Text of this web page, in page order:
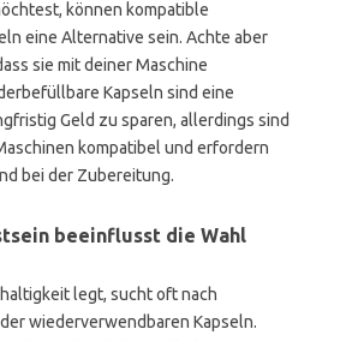
können kompatible
eine Alternative sein. Achte aber
sie mit deiner Maschine
Kapseln sind eine
Geld zu sparen, allerdings sind
kompatibel und erfordern
bei der Zubereitung.
beeinflusst die Wahl
legt, sucht oft nach
wiederverwendbaren Kapseln.